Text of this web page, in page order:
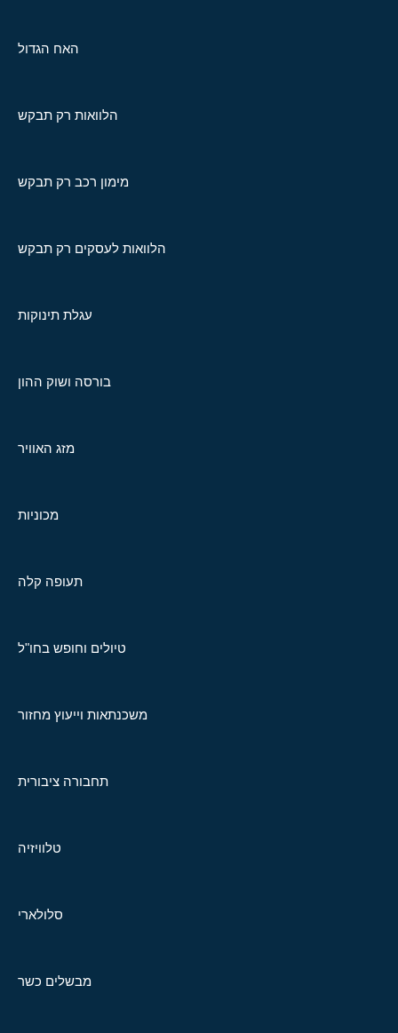
האח הגדול
הלוואות רק תבקש
מימון רכב רק תבקש
הלוואות לעסקים רק תבקש
עגלת תינוקות
בורסה ושוק ההון
מזג האוויר
מכוניות
תעופה קלה
טיולים וחופש בחו"ל
משכנתאות וייעוץ מחזור
תחבורה ציבורית
טלוויזיה
סלולארי
מבשלים כשר